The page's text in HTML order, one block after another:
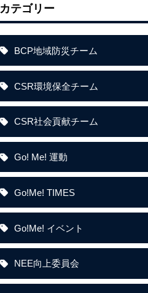
カテゴリー
BCP地域防災チーム
CSR環境保全チーム
CSR社会貢献チーム
Go! Me! 運動
Go!Me! TIMES
Go!Me! イベント
NEE向上委員会